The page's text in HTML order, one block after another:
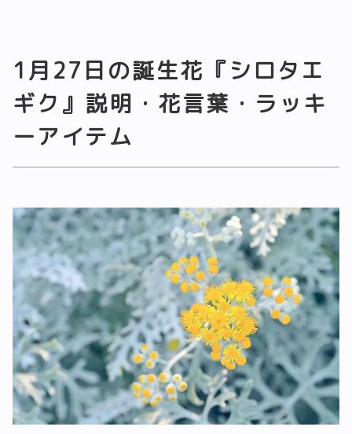
1月27日の誕生花『シロタエ
ギク』説明・花言葉・ラッキ
ーアイテム